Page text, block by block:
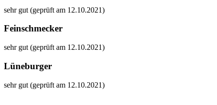
sehr gut (geprüft am 12.10.2021)
Feinschmecker
sehr gut (geprüft am 12.10.2021)
Lüneburger
sehr gut (geprüft am 12.10.2021)